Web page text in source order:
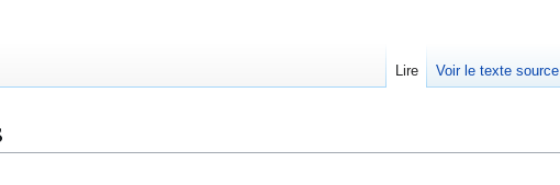
Lire Voir le texte source